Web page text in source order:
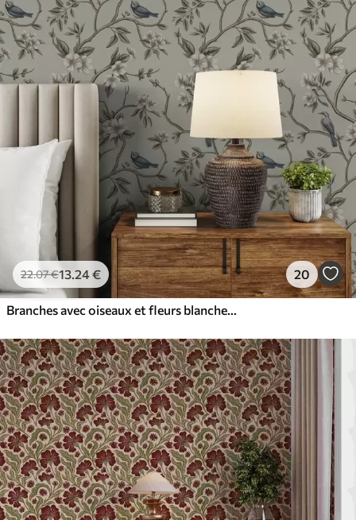
22.07€13.24€ 20
Branches avec oiseaux et fleurs blanches sur un fond délicat